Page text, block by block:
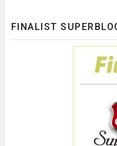
FINALIST